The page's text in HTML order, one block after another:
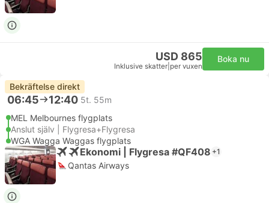
USD 865
Inklusive skatter per vuxen
Boka nu
Bekräftelse direkt
06:45 12:40 5t. 55m
MEL Melbournes flygplats
Anslut själv | Flygresa+Flygresa
WGA Wagga Waggas flygplats
Ekonomi | Flygresa #QF408 +1
Qantas Airways